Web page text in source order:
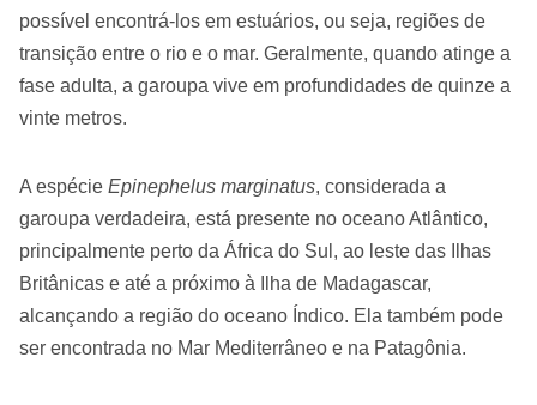
possível encontrá-los em estuários, ou seja, regiões de
transição entre o rio e o mar. Geralmente, quando atinge a
fase adulta, a garoupa vive em profundidades de quinze a
vinte metros.
A espécie Epinephelus marginatus, considerada a
garoupa verdadeira, está presente no oceano Atlântico,
principalmente perto da África do Sul, ao leste das Ilhas
Britânicas e até a próximo à Ilha de Madagascar,
alcançando a região do oceano Índico. Ela também pode
ser encontrada no Mar Mediterrâneo e na Patagônia.